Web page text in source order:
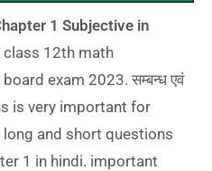
1 Subjective in
class 12th math
exam 2023. सम्बन्ध एवं
is very important for
and short questions
1 in hindi. important